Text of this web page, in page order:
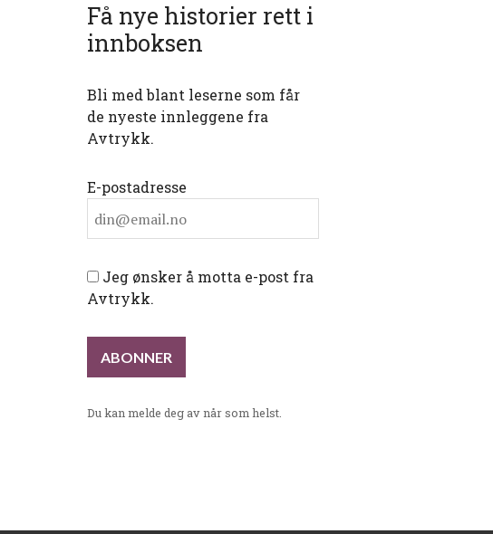
Få nye historier rett i
innboksen
Bli med blant leserne som får
de nyeste innleggene fra
Avtrykk.
E-postadresse
Jeg ønsker å motta e-post fra
Avtrykk.
Du kan melde deg av når som helst.